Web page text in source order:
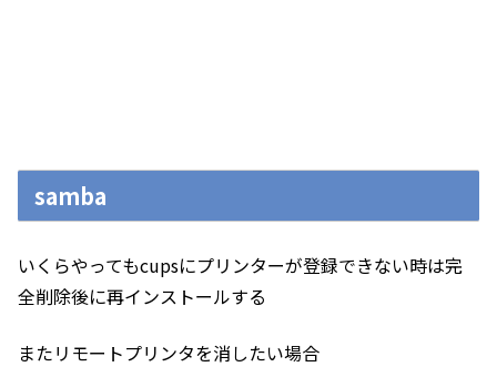
samba
いくらやってもcupsにプリンターが登録できない時は完
全削除後に再インストールする
またリモートプリンタを消したい場合